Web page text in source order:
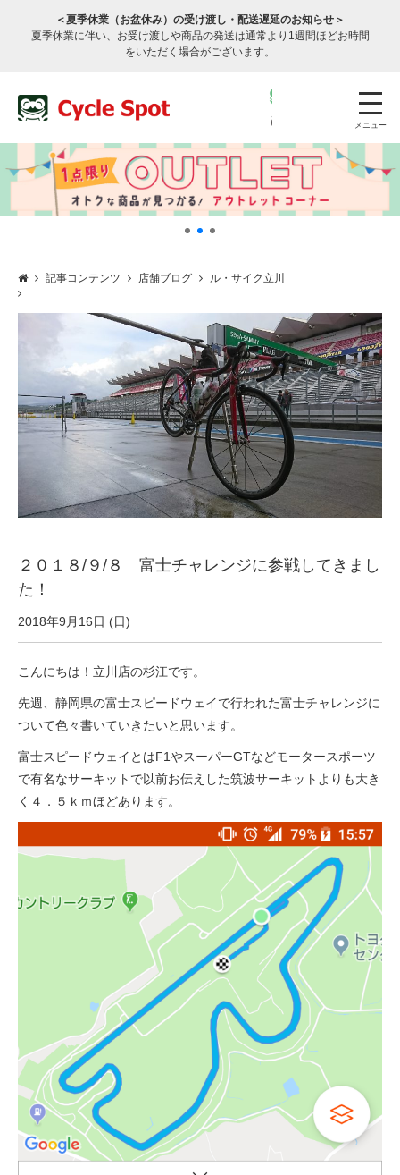
＜夏季休業（お盆休み）の受け渡し・配送遅延のお知らせ＞
夏季休業に伴い、お受け渡しや商品の発送は通常より1週間ほどお時間
をいただく場合がございます。
メニュー
サービスのご案内
サービス全般
修理・メンテナンス工賃
SpotMateログイン
Norwayシリーズ
eVita
コンテンツ
店舗ブログ
メディア
求人情報
記事コンテンツ 店舗ブログ ル・サイク立川
２０１８/９/８ 富士チャレンジに参戦してきまし
た！
2018年9月16日 (日)
こんにちは！立川店の杉江です。
先週、静岡県の富士スピードウェイで行われた富士チャレンジに
ついて色々書いていきたいと思います。
富士スピードウェイとはF1やスーパーGTなどモータースポーツ
で有名なサーキットで以前お伝えした筑波サーキットよりも大き
く４．５ｋｍほどあります。